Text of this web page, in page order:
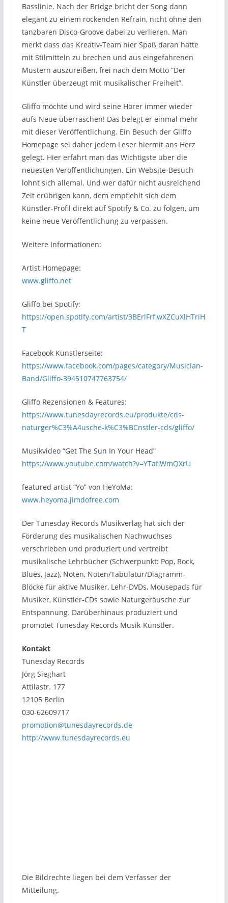
Basslinie. Nach der Bridge bricht der Song dann
elegant zu einem rockenden Refrain, nicht ohne den
tanzbaren Disco-Groove dabei zu verlieren. Man
merkt dass das Kreativ-Team hier Spaß daran hatte
mit Stilmitteln zu brechen und aus eingefahrenen
Mustern auszureißen, frei nach dem Motto “Der
Künstler überzeugt mit musikalischer Freiheit”.
Gliffo möchte und wird seine Hörer immer wieder
aufs Neue überraschen! Das belegt er einmal mehr
mit dieser Veröffentlichung. Ein Besuch der Gliffo
Homepage sei daher jedem Leser hiermit ans Herz
gelegt. Hier erfährt man das Wichtigste über die
neuesten Veröffentlichungen. Ein Website-Besuch
lohnt sich allemal. Und wer dafür nicht ausreichend
Zeit erübrigen kann, dem empfiehlt sich dem
Künstler-Profil direkt auf Spotify & Co. zu folgen, um
keine neue Veröffentlichung zu verpassen.
Weitere Informationen:
Artist Homepage:
www.gliffo.net
Gliffo bei Spotify:
https://open.spotify.com/artist/3BErlFrflwXZCuXlHTriH
T
Facebook Künstlerseite:
https://www.facebook.com/pages/category/Musician-
Band/Gliffo-394510747763754/
Gliffo Rezensionen & Features:
https://www.tunesdayrecords.eu/produkte/cds-
naturger%C3%A4usche-k%C3%BCnstler-cds/gliffo/
Musikvideo “Get The Sun In Your Head”
https://www.youtube.com/watch?v=YTafiWmQXrU
featured artist “Yo” von HeYoMa:
www.heyoma.jimdofree.com
Der Tunesday Records Musikverlag hat sich der
Förderung des musikalischen Nachwuchses
verschrieben und produziert und vertreibt
musikalische Lehrbücher (Schwerpunkt: Pop, Rock,
Blues, Jazz), Noten, Noten/Tabulatur/Diagramm-
Blöcke für aktive Musiker, Lehr-DVDs, Mousepads für
Musiker, Künstler-CDs sowie Naturgeräusche zur
Entspannung. Darüberhinaus produziert und
promotet Tunesday Records Musik-Künstler.
Kontakt
Tunesday Records
Jörg Sieghart
Attilastr. 177
12105 Berlin
030-62609717
promotion@tunesdayrecords.de
http://www.tunesdayrecords.eu
Die Bildrechte liegen bei dem Verfasser der
Mitteilung.